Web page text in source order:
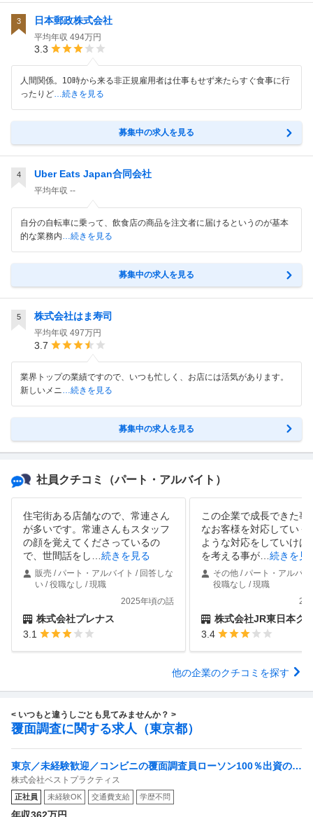
3 日本郵政株式会社
平均年収 494万円
3.3
人間関係。10時から来る非正規雇用者は仕事もせず来たらすぐ食事に行
ったりど…続きを見る
募集中の求人を見る
4 Uber Eats Japan合同会社
平均年収 --
自分の自転車に乗って、飲食店の商品を注文者に届けるというのが基本
的な業務内…続きを見る
募集中の求人を見る
5 株式会社はま寿司
平均年収 497万円
3.7
業界トップの業績ですので、いつも忙しく、お店には活気があります。
新しいメニ
…続きを見る
募集中の求人を見る
社員クチコミ （パート・アルバイト）
住宅街ある店舗なので、常連さん
が多いです。常連さんもスタッフ
の顔を覚えてくださっているの
で、世間話をし
続きを見る
販売 / パート・アルバイト / 回答しな
い / 役職なし / 現職
2025年頃の話
株式会社プレナス
3.1
この企業で成長できた事
なお客様を対応していく
ような対応をしていけば
を考える事が
続きを見
その他 / パート・アルバ
役職なし / 現職
株式会社JR東日本クロスステ
3.4
他の企業のクチコミを探す
< いつもと違うしごとも見てみませんか？ >
覆面調査に関する求人（東京都）
東京／未経験歓迎／コンビニの覆面調査員ローソン100％出資の安
定基盤／月５日在宅／残業月10時間
株式会社ベストプラクティス
正社員 未経験OK 交通費支給 学歴不問
年収362万円